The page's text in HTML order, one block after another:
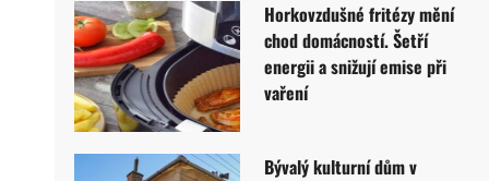
Horkovzdušné fritézy mění
chod domácností. Šetří
energii a snižují emise při
vaření
Bývalý kulturní dům v